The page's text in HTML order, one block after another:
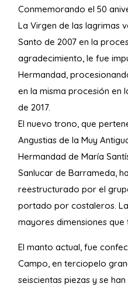
Conmemorando el 50
La Virgen de las lagrimas
Santo de 2007 en la
agradecimiento, le fue
Hermandad,
en la misma procesión en
de 2017.
El nuevo trono, que
Angustias de la Muy
Hermandad de María
Sanlucar de Barrameda,
reestructurado por el
portado por costaleros.
mayores dimensiones
El manto actual, fue
Campo, en terciopelo
seiscientas piezas y se